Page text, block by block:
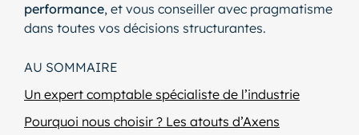
performance, et vous conseiller avec pragmatisme
dans toutes vos décisions structurantes.
AU SOMMAIRE
Un expert comptable spécialiste de l’industrie
Pourquoi nous choisir ? Les atouts d’Axens